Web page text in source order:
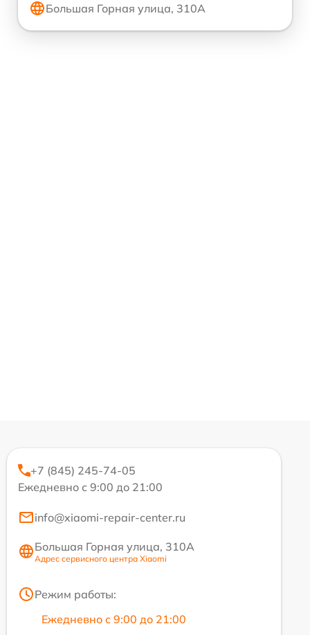
Большая Горная улица, 310А
+7 (845) 245-74-05
Ежедневно с 9:00 до 21:00
info@xiaomi-repair-center.ru
Большая Горная улица, 310А
Адрес сервисного центра Xiaomi
Режим работы:
Ежедневно с 9:00 до 21:00